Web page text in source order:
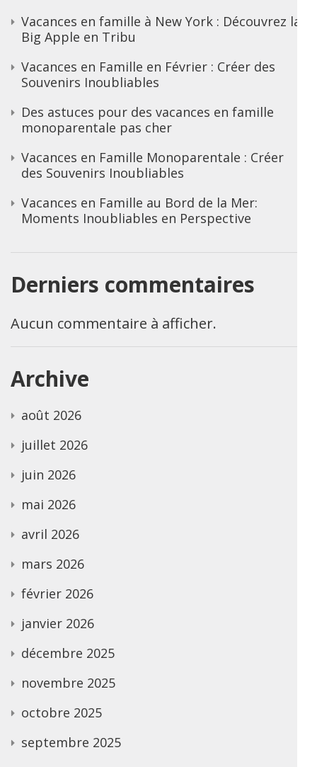
Vacances en famille à New York : Découvrez la
Big Apple en Tribu
Vacances en Famille en Février : Créer des
Souvenirs Inoubliables
Des astuces pour des vacances en famille
monoparentale pas cher
Vacances en Famille Monoparentale : Créer
des Souvenirs Inoubliables
Vacances en Famille au Bord de la Mer:
Moments Inoubliables en Perspective
Derniers commentaires
Aucun commentaire à afficher.
Archive
août 2026
juillet 2026
juin 2026
mai 2026
avril 2026
mars 2026
février 2026
janvier 2026
décembre 2025
novembre 2025
octobre 2025
septembre 2025